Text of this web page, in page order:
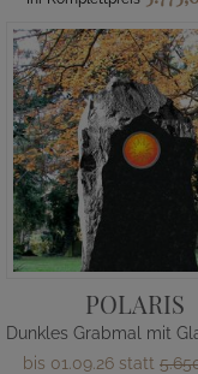
POLARIS
bis 01.09.26 statt